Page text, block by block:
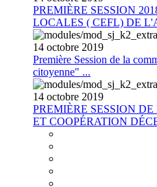
PREMIÈRE SESSION
LOCALES ( CEFL) DE
14 octobre 2019
Première Session de la
citoyenne" ...
14 octobre 2019
PREMIÈRE SESSION
ET COOPÉRATION